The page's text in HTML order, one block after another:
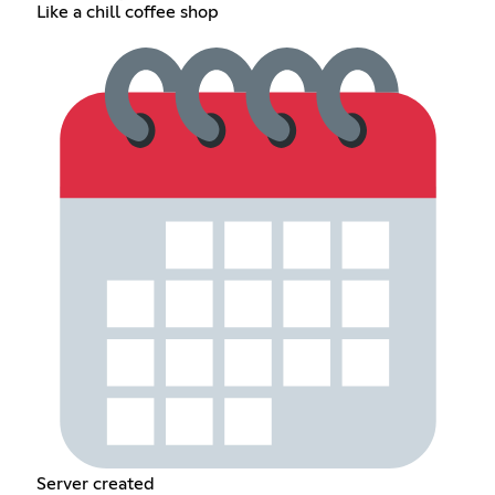
Like a chill coffee shop
Server created